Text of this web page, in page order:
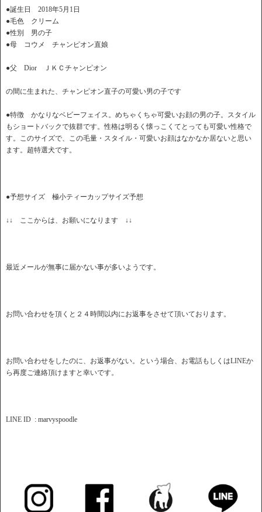
●誕生日 2018年5月1日
●毛色 クリーム
●性別 男の子
●母 コウメ チャンピオン直娘
●父 Dior ＪＫＣチャンピオン
の間に生まれた、チャンピオン直子の可愛い男の子です
●特徴 かなりなベビーフェイス。めちゃくちゃ可愛いお顔の男の子。スタイル
もショートバックで抜群です。性格は明るく懐っこくてとっても可愛い性格で
す。このサイズで、この毛量・スタイル・可愛いお顔はなかなか居ないと思い
ます。超特選犬です。
●予想サイズ 極小ティーカップサイズ予想
↓↓ ここからは、お願いになります ↓↓
最近メールが無事に届かない事が多いようです。
お問い合わせを頂くと２４時間以内にお返事をさせて頂いております。
お問い合わせをしたのに、お返事がない。という場合、お電話もしくはLINEか
ら再度ご連絡頂けますと幸いです。
LINE ID : marvyspoodle